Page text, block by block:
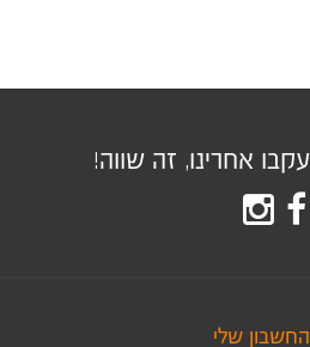
עקבו אחרינו, זה שווה!
החשבון שלי